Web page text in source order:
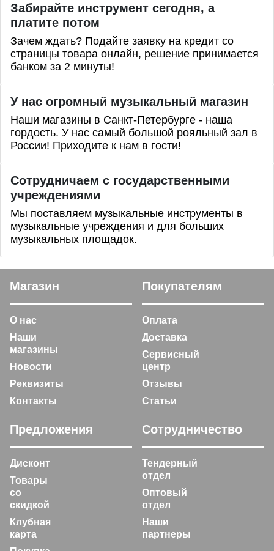
Забирайте инструмент сегодня, а
платите потом
Зачем ждать? Подайте заявку на кредит со
страницы товара онлайн, решение принимается
банком за 2 минуты!
У нас огромный музыкальный магазин
Наши магазины в Санкт-Петербурге - наша
гордость. У нас самый большой рояльный зал в
России! Приходите к нам в гости!
Сотрудничаем с государственными
учреждениями
Мы поставляем музыкальные инструменты в
музыкальные учреждения и для больших
музыкальных площадок.
Магазин
О нас
Наши
магазины
Новости
Реквизиты
Контакты
Покупателям
Оплата
Доставка
Сервисный
центр
Отзывы
Статьи
Предложения
Дисконт
Товары
со
скидкой
Клубная
карта
Сотрудничество
Тендерный
отдел
Оптовый
отдел
Наши
партнеры